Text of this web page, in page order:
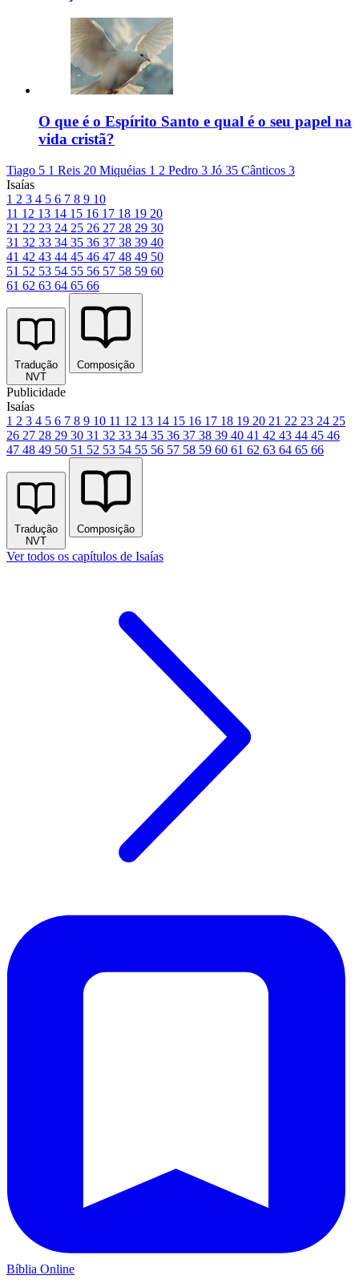
O que é o Espírito Santo e qual é o seu papel na
vida cristã?
Tiago 5 1 Reis 20 Miquéias 1 2 Pedro 3 Jó 35 Cânticos 3
Isaías
1 2 3 4 5 6 7 8 9 10
11 12 13 14 15 16 17 18 19 20
21 22 23 24 25 26 27 28 29 30
31 32 33 34 35 36 37 38 39 40
41 42 43 44 45 46 47 48 49 50
51 52 53 54 55 56 57 58 59 60
61 62 63 64 65 66
Tradução
NVT
Composição
Publicidade
Isaías
1 2 3 4 5 6 7 8 9 10 11 12 13 14 15 16 17 18 19 20 21 22 23 24 25
26 27 28 29 30 31 32 33 34 35 36 37 38 39 40 41 42 43 44 45 46
47 48 49 50 51 52 53 54 55 56 57 58 59 60 61 62 63 64 65 66
Tradução
NVT
Composição
Ver todos os capítulos de Isaías
Bíblia Online